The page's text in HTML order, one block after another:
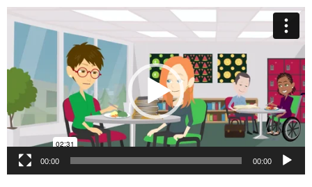
נגן
וידאו
00:00
00:00